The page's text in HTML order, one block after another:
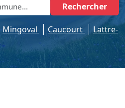
Rechercher
Mingoval Caucourt
Lattre-